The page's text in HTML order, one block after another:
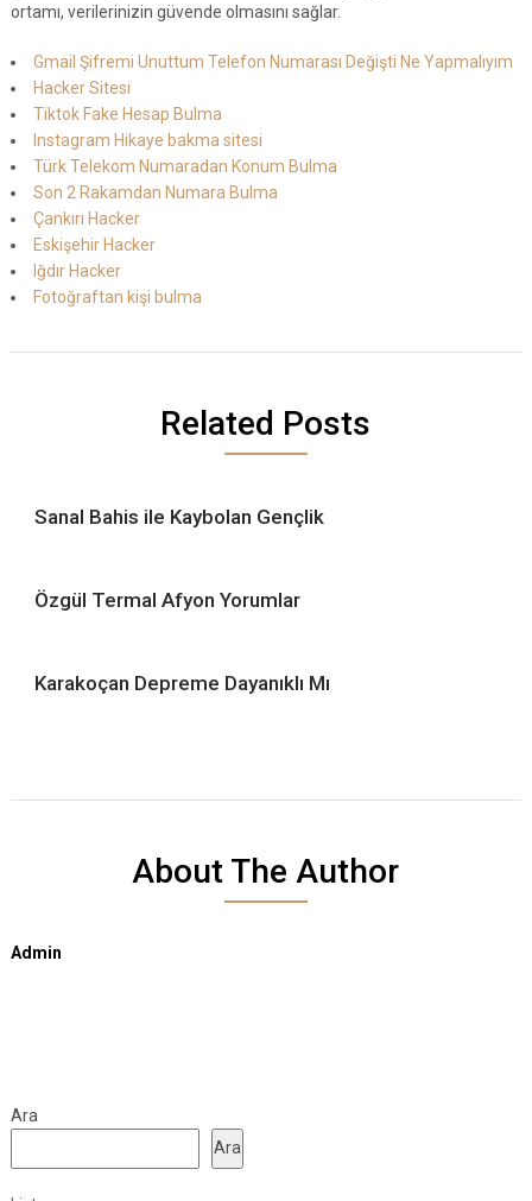
ortamı, verilerinizin güvende olmasını sağlar.
Gmail Şifremi Unuttum Telefon Numarası Değişti Ne Yapmalıyım
Hacker Sitesi
Tiktok Fake Hesap Bulma
Instagram Hikaye bakma sitesi
Türk Telekom Numaradan Konum Bulma
Son 2 Rakamdan Numara Bulma
Çankırı Hacker
Eskişehir Hacker
Iğdır Hacker
Fotoğraftan kişi bulma
Related Posts
Sanal Bahis ile Kaybolan Gençlik
Özgül Termal Afyon Yorumlar
Karakoçan Depreme Dayanıklı Mı
About The Author
Admin
Ara
Ara